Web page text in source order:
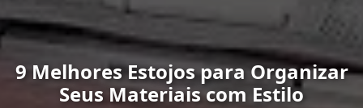
9 Melhores Estojos para Organizar
Seus Materiais com Estilo